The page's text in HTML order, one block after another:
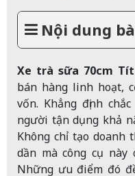
Nội dung
Xe trà sữa 70cm
bán hàng linh hoạt,
vốn. Khẳng định
người tận dụng khả
Không chỉ tạo doanh
dần mà công cụ này
Những ưu điểm đó